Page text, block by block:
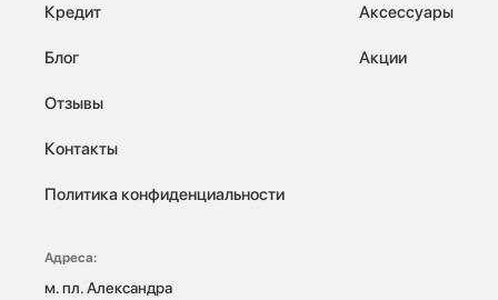
Кредит
Блог
Отзывы
Контакты
Политика конфиденциальности
Аксессуары
Акции
Адреса:
м. пл. Александра